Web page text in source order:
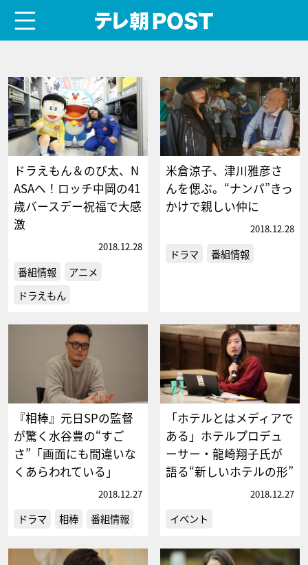
ドラえもん＆のび太、N
ASAへ！ロッチ中岡の41
歳バースデー祝福で大感
激
2018.12.28
番組情報
アニメ
ドラえもん
米倉涼子、津川雅彦さ
んを偲ぶ。“ナンパ”きっ
かけで親しい仲に
2018.12.28
ドラマ 番組情報
『相棒』元日SPの監督
が驚く水谷豊の“すご
さ”「画面にも間違いな
くあらわれている」
2018.12.27
ドラマ 相棒 番組情報
「ホテルとはメディアで
ある」ホテルプロデュ
ーサー・龍崎翔子氏が
語る“新しいホテルの形”
2018.12.27
イベント